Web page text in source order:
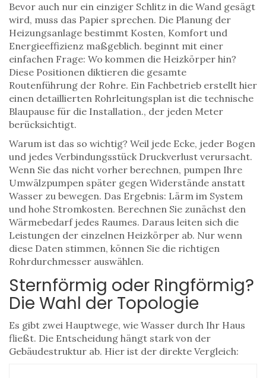
Bevor auch nur ein einziger Schlitz in die Wand gesägt
wird, muss das Papier sprechen. Die Planung der
Heizungsanlage bestimmt Kosten, Komfort und
Energieeffizienz maßgeblich. beginnt mit einer
einfachen Frage: Wo kommen die Heizkörper hin?
Diese Positionen diktieren die gesamte
Routenführung der Rohre. Ein Fachbetrieb erstellt hier
einen detaillierten Rohrleitungsplan ist die technische
Blaupause für die Installation., der jeden Meter
berücksichtigt.
Warum ist das so wichtig? Weil jede Ecke, jeder Bogen
und jedes Verbindungsstück Druckverlust verursacht.
Wenn Sie das nicht vorher berechnen, pumpen Ihre
Umwälzpumpen später gegen Widerstände anstatt
Wasser zu bewegen. Das Ergebnis: Lärm im System
und hohe Stromkosten. Berechnen Sie zunächst den
Wärmebedarf jedes Raumes. Daraus leiten sich die
Leistungen der einzelnen Heizkörper ab. Nur wenn
diese Daten stimmen, können Sie die richtigen
Rohrdurchmesser auswählen.
Sternförmig oder Ringförmig?
Die Wahl der Topologie
Es gibt zwei Hauptwege, wie Wasser durch Ihr Haus
fließt. Die Entscheidung hängt stark von der
Gebäudestruktur ab. Hier ist der direkte Vergleich: